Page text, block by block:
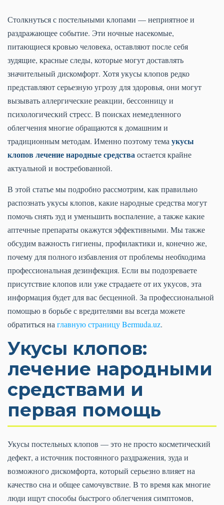
Столкнуться с постельными клопами — неприятное и
раздражающее событие. Эти ночные насекомые,
питающиеся кровью человека, оставляют после себя
зудящие, красные следы, которые могут доставлять
значительный дискомфорт. Хотя укусы клопов редко
представляют серьезную угрозу для здоровья, они могут
вызывать аллергические реакции, бессонницу и
психологический стресс. В поисках немедленного
облегчения многие обращаются к домашним и
традиционным методам. Именно поэтому темаукусы
клопов лечение народные средстваостается крайне
актуальной и востребованной.
В этой статье мы подробно рассмотрим, как правильно
распознать укусы клопов, какие народные средства могут
помочь снять зуд и уменьшить воспаление, а также какие
аптечные препараты окажутся эффективными. Мы также
обсудим важность гигиены, профилактики и, конечно же,
почему для полного избавления от проблемы необходима
профессиональная дезинфекция. Если вы подозреваете
присутствие клопов или уже страдаете от их укусов, эта
информация будет для вас бесценной. За профессиональной
помощью в борьбе с вредителями вы всегда можете
обратиться наглавную страницу Bermuda.uz.
Укусы клопов:
лечение народными
средствами и
первая помощь
Укусы постельных клопов — это не просто косметический
дефект, а источник постоянного раздражения, зуда и
возможного дискомфорта, который серьезно влияет на
качество сна и общее самочувствие. В то время как многие
люди ищут способы быстрого облегчения симптомов,